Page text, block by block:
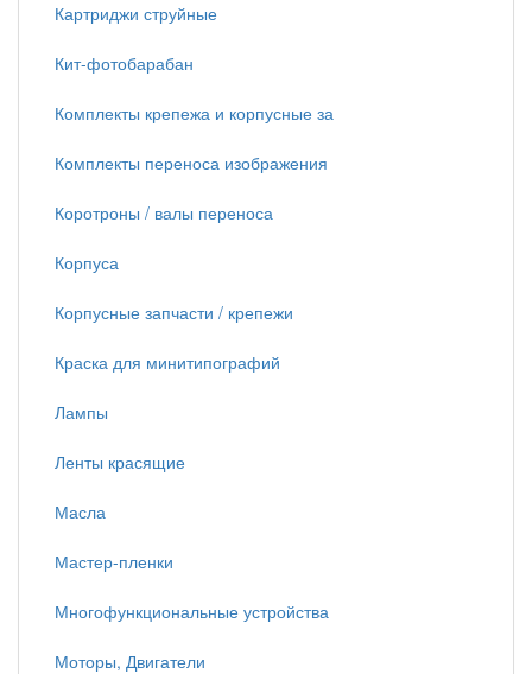
Картриджи струйные
Кит-фотобарабан
Комплекты крепежа и корпусные за
Комплекты переноса изображения
Коротроны / валы переноса
Корпуса
Корпусные запчасти / крепежи
Краска для минитипографий
Лампы
Ленты красящие
Масла
Мастер-пленки
Многофункциональные устройства
Моторы, Двигатели